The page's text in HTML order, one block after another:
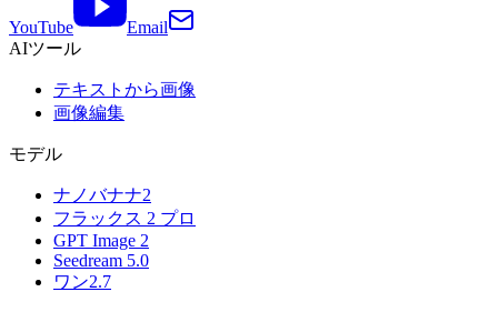
YouTube
Email
AIツール
テキストから画像
画像編集
モデル
ナノバナナ2
フラックス 2 プロ
GPT Image 2
Seedream 5.0
ワン2.7